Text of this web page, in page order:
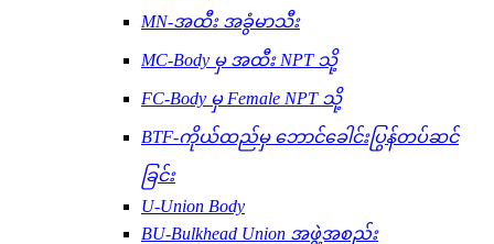
MN-အထီး အခွံမာသီး
MC-Body မှ အထီး NPT သို့
FC-Body မှ Female NPT သို့
BTF-ကိုယ်ထည်မှ ဘောင်ခေါင်းပြွန်တပ်ဆင်
ခြင်း
U-Union Body
BU-Bulkhead Union အဖွဲ့အစည်း